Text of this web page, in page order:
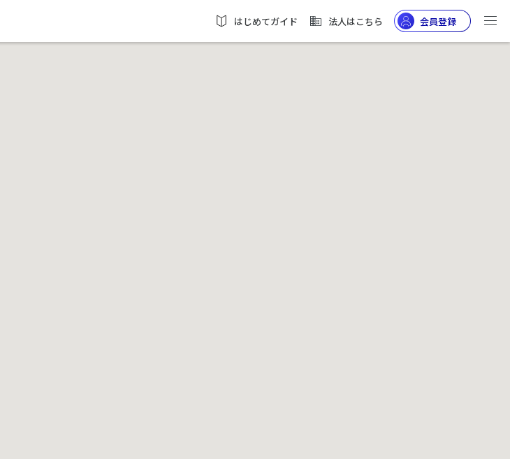
はじめてガイド 法人はこちら 会員登録